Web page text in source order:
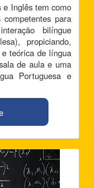
Inglês tem como
para
bilíngue
propiciando,
teórica de língua
de aula e uma
Portuguesa e